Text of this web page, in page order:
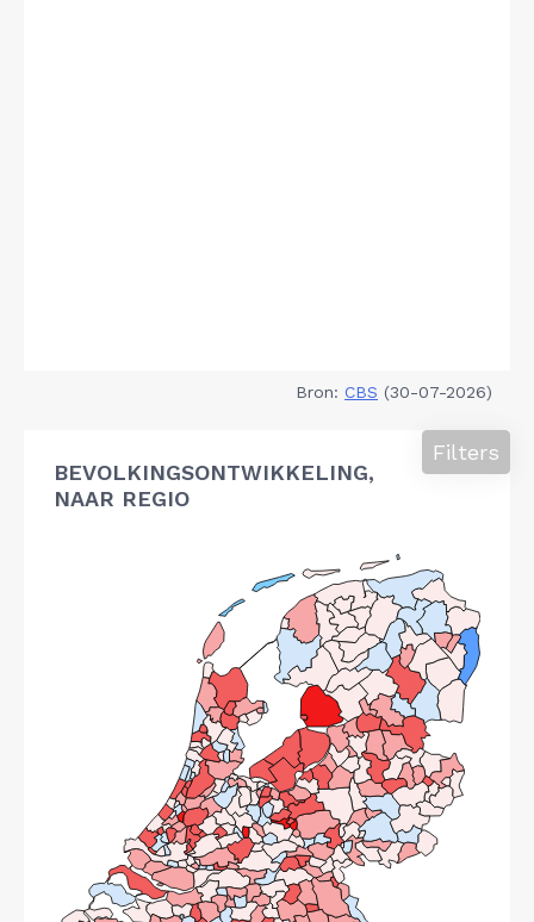
Bron: CBS (30-07-2026)
BEVOLKINGSONTWIKKELING,
NAAR REGIO
Filters